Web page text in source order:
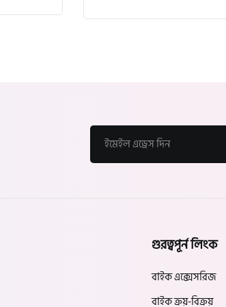
গুরত্বপূর্ন লিংক
বাইক এক্সেসরিজ
বাইক ক্রয়-বিক্রয়